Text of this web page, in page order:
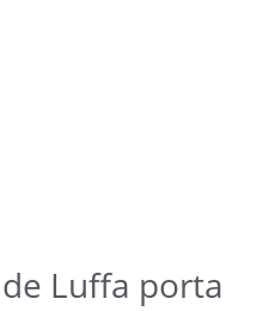
Luffa porta